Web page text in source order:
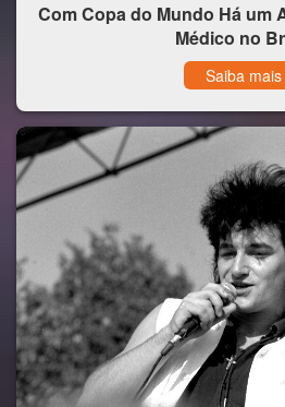
Com Copa do Mundo Há um
Médico no
Saiba mais